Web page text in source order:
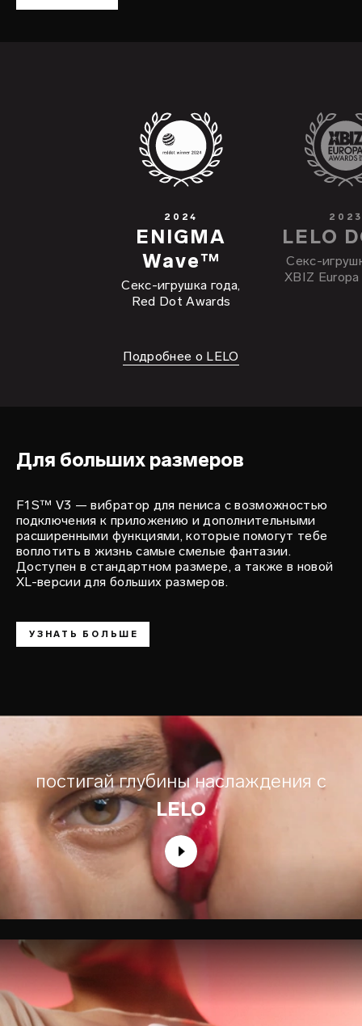
2024
ENIGMA
Wave™
Cекс-игрушка года,
Red Dot Awards
2023
LELO
Cекс-
XBIZ
Подробнее о LELO
удовольствия
Для больших размеров
F1S™ V3 — вибратор для пениса с возможностью
подключения к приложению и дополнительными
расширенными функциями, которые помогут тебе
воплотить в жизнь самые смелые фантазии.
Доступен в стандартном размере, а также в новой
XL-версии для больших размеров.
УЗНАТЬ БОЛЬШЕ
постигай глубины наслаждения с
LELO